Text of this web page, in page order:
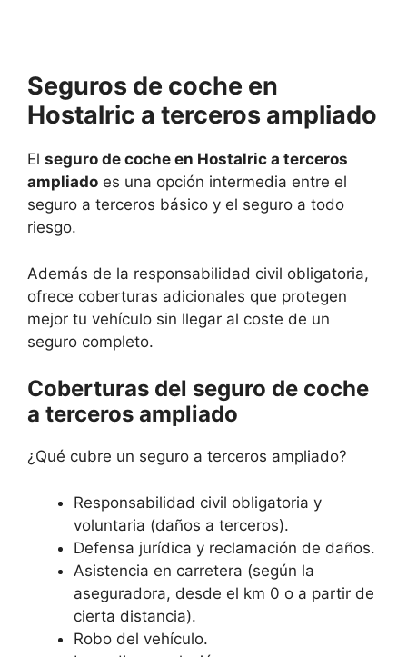
Seguros de coche en
Hostalric a terceros ampliado
El seguro de coche en Hostalric a terceros
ampliado es una opción intermedia entre el
seguro a terceros básico y el seguro a todo
riesgo.
Además de la responsabilidad civil obligatoria,
ofrece coberturas adicionales que protegen
mejor tu vehículo sin llegar al coste de un
seguro completo.
Coberturas del seguro de coche
a terceros ampliado
¿Qué cubre un seguro a terceros ampliado?
Responsabilidad civil obligatoria y
voluntaria (daños a terceros).
Defensa jurídica y reclamación de daños.
Asistencia en carretera (según la
aseguradora, desde el km 0 o a partir de
cierta distancia).
Robo del vehículo.